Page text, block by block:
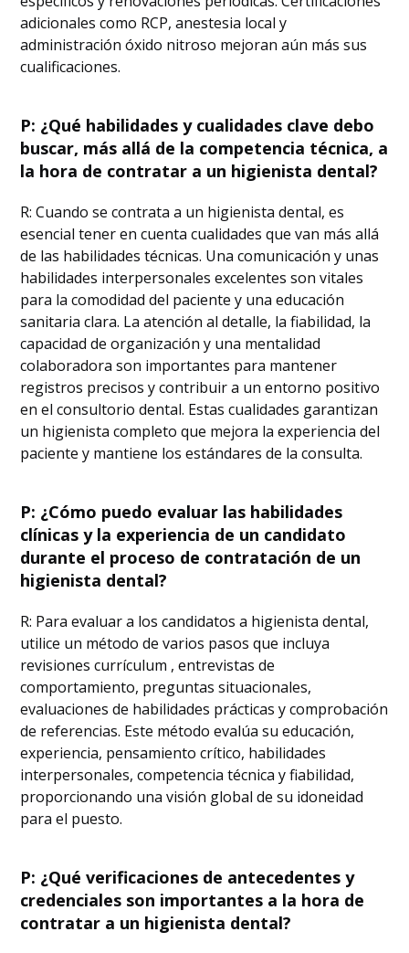
adicionales como RCP, anestesia local y
administración óxido nitroso mejoran aún más sus
cualificaciones.
P: ¿Qué habilidades y cualidades clave debo
buscar, más allá de la competencia técnica, a
la hora de contratar a un higienista dental?
R: Cuando se contrata a un higienista dental, es
esencial tener en cuenta cualidades que van más allá
de las habilidades técnicas. Una comunicación y unas
habilidades interpersonales excelentes son vitales
para la comodidad del paciente y una educación
sanitaria clara. La atención al detalle, la fiabilidad, la
capacidad de organización y una mentalidad
colaboradora son importantes para mantener
registros precisos y contribuir a un entorno positivo
en el consultorio dental. Estas cualidades garantizan
un higienista completo que mejora la experiencia del
paciente y mantiene los estándares de la consulta.
P: ¿Cómo puedo evaluar las habilidades
clínicas y la experiencia de un candidato
durante el proceso de contratación de un
higienista dental?
R: Para evaluar a los candidatos a higienista dental,
utilice un método de varios pasos que incluya
revisiones currículum , entrevistas de
comportamiento, preguntas situacionales,
evaluaciones de habilidades prácticas y comprobación
de referencias. Este método evalúa su educación,
experiencia, pensamiento crítico, habilidades
interpersonales, competencia técnica y fiabilidad,
proporcionando una visión global de su idoneidad
para el puesto.
P: ¿Qué verificaciones de antecedentes y
credenciales son importantes a la hora de
contratar a un higienista dental?